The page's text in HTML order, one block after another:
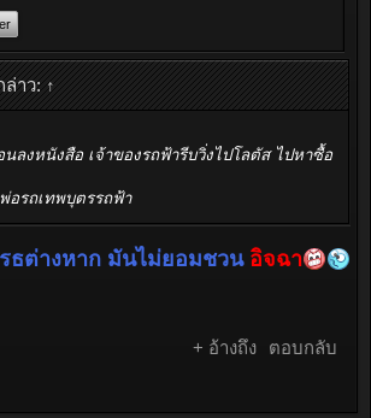
ล่าว: ↑
นลงหนังสือ เจ้าของรถฟ้ารีบวิ่งไปโลตัส ไปหาซื้อ
อรถเทพบุตรรถฟ้า
ธต่างหาก มันไม่ยอมชวน อิจฉา
+ อ้างถึง ตอบกลับ